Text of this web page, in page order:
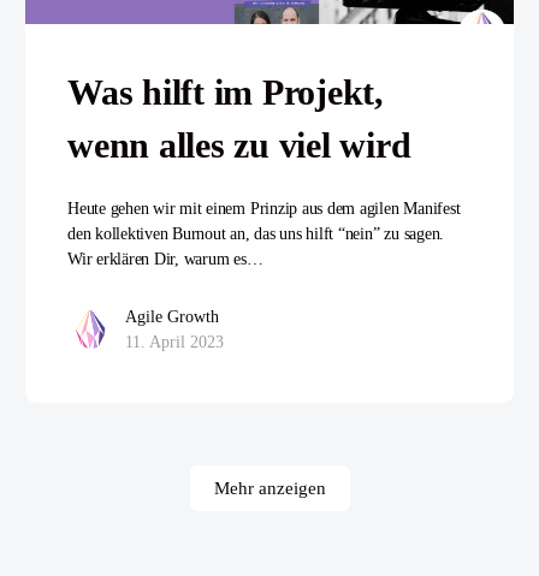
Was hilft im Projekt,
wenn alles zu viel wird
Heute gehen wir mit einem Prinzip aus dem agilen Manifest
den kollektiven Burnout an, das uns hilft “nein” zu sagen.
Wir erklären Dir, warum es…
Agile Growth
11. April 2023
Mehr anzeigen